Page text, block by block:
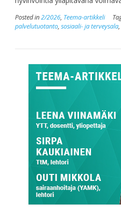
Posted in2/2026, Teema-artikkeli
palvelutuotanto, sosiaali- ja terveysala,